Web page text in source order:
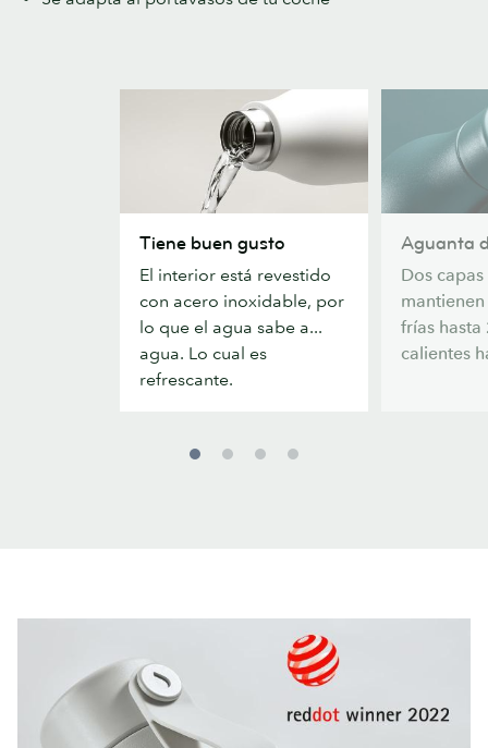
buen
gusto
Tiene buen gusto
El interior está revestido
con acero inoxidable, por
lo que el agua sabe a...
agua. Lo cual es
refrescante.
durante
horas
Aguanta
Dos
frías hasta
calientes